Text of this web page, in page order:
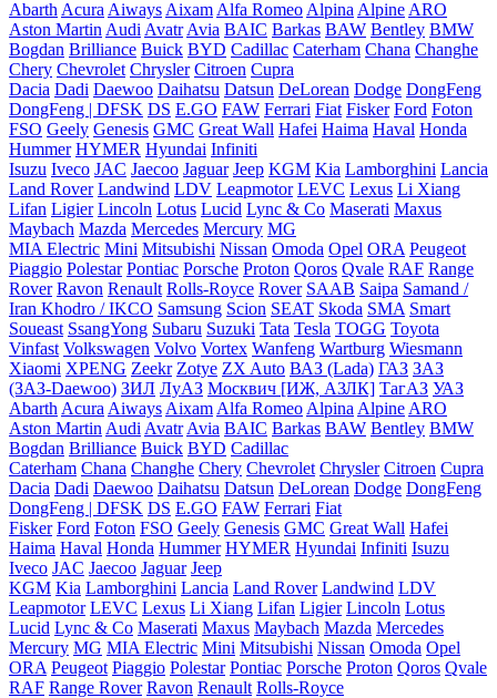
Abarth Acura Aiways Aixam Alfa Romeo Alpina Alpine ARO
Aston Martin Audi Avatr Avia BAIC Barkas BAW Bentley BMW
Bogdan Brilliance Buick BYD Cadillac Caterham Chana Changhe
Chery Chevrolet Chrysler Citroen Cupra
Dacia Dadi Daewoo Daihatsu Datsun DeLorean Dodge DongFeng
DongFeng | DFSK DS E.GO FAW Ferrari Fiat Fisker Ford Foton
FSO Geely Genesis GMC Great Wall Hafei Haima Haval Honda
Hummer HYMER Hyundai Infiniti
Isuzu Iveco JAC Jaecoo Jaguar Jeep KGM Kia Lamborghini Lancia
Land Rover Landwind LDV Leapmotor LEVC Lexus Li Xiang
Lifan Ligier Lincoln Lotus Lucid Lync & Co Maserati Maxus
Maybach Mazda Mercedes Mercury MG
MIA Electric Mini Mitsubishi Nissan Omoda Opel ORA Peugeot
Piaggio Polestar Pontiac Porsche Proton Qoros Qvale RAF Range
Rover Ravon Renault Rolls-Royce Rover SAAB Saipa Samand /
Iran Khodro / IKCO Samsung Scion SEAT Skoda SMA Smart
Soueast SsangYong Subaru Suzuki Tata Tesla TOGG Toyota
Vinfast Volkswagen Volvo Vortex Wanfeng Wartburg Wiesmann
Xiaomi XPENG Zeekr Zotye ZX Auto ВАЗ (Lada) ГАЗ ЗАЗ
(ЗАЗ-Daewoo) ЗИЛ ЛуАЗ Москвич [ИЖ, АЗЛК] ТагАЗ УАЗ
Abarth Acura Aiways Aixam Alfa Romeo Alpina Alpine ARO
Aston Martin Audi Avatr Avia BAIC Barkas BAW Bentley BMW
Bogdan Brilliance Buick BYD Cadillac
Caterham Chana Changhe Chery Chevrolet Chrysler Citroen Cupra
Dacia Dadi Daewoo Daihatsu Datsun DeLorean Dodge DongFeng
DongFeng | DFSK DS E.GO FAW Ferrari Fiat
Fisker Ford Foton FSO Geely Genesis GMC Great Wall Hafei
Haima Haval Honda Hummer HYMER Hyundai Infiniti Isuzu
Iveco JAC Jaecoo Jaguar Jeep
KGM Kia Lamborghini Lancia Land Rover Landwind LDV
Leapmotor LEVC Lexus Li Xiang Lifan Ligier Lincoln Lotus
Lucid Lync & Co Maserati Maxus Maybach Mazda Mercedes
Mercury MG MIA Electric Mini Mitsubishi Nissan Omoda Opel
ORA Peugeot Piaggio Polestar Pontiac Porsche Proton Qoros Qvale
RAF Range Rover Ravon Renault Rolls-Royce